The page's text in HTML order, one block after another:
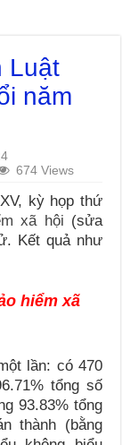
Luật
năm
674 Views
kỳ họp thứ
xã hội (sửa
Kết quả như
hiểm xã
lần: có 470
tổng số
93.83% tổng
thành (bằng